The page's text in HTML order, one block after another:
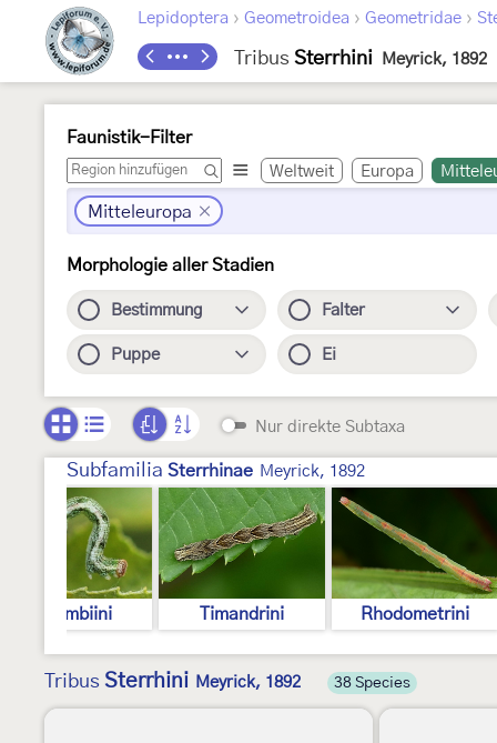
Lepidoptera › Geometroidea › Geometridae ›
Tribus Sterrhini Meyrick, 1892
Faunistik-Filter
Weltweit Europa
Mitteleuropa
Morphologie aller Stadien
Bestimmung Falter
Puppe Ei
Nur direkte Subtaxa
Subfamilia Sterrhinae Meyrick, 1892
Cosymbiini Timandrini Rhodometrini
Tribus Sterrhini Meyrick, 1892 38 Species